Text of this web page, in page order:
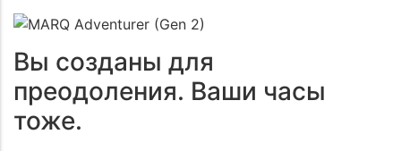
Вы созданы для
преодоления. Ваши часы
тоже.